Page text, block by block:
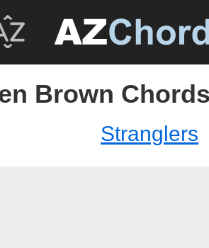
Brown
Stranglers